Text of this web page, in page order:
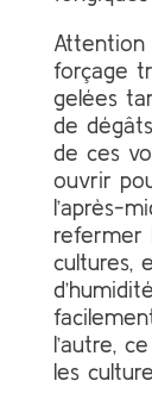
Attention
forçage
gelées
de
de ces
ouvrir
l’après-
refermer
cultures,
l’autre,
les